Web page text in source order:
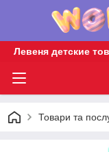
Левеня детские
Товари та